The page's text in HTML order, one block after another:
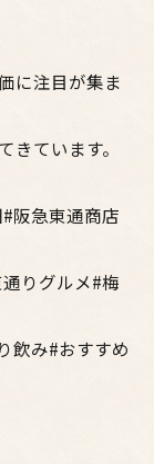
に注目が集ま
ています。
阪急東通商店
りグルメ#梅
飲み#おすすめ